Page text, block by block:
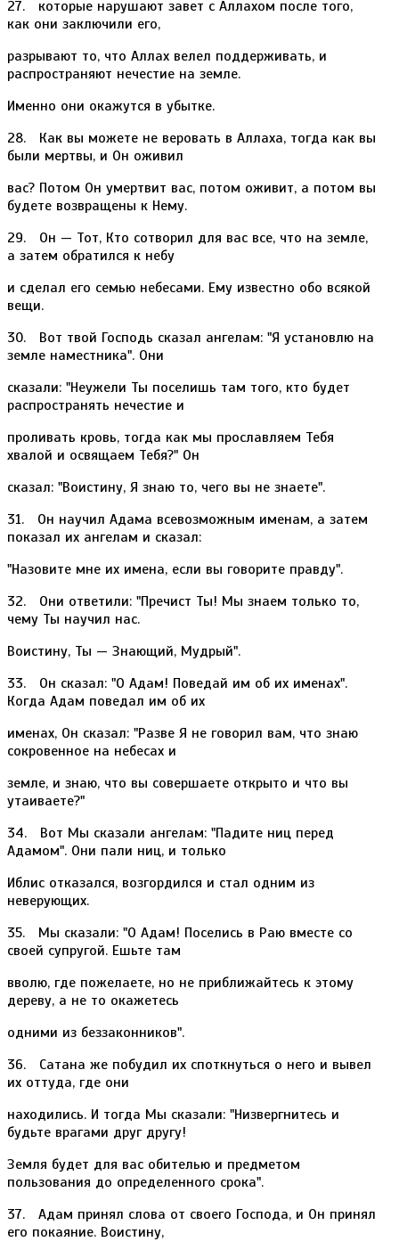
27. которые нарушают завет с Аллахом после того,
как они заключили его,
разрывают то, что Аллах велел поддерживать, и
распространяют нечестие на земле.
Именно они окажутся в убытке.
28. Как вы можете не веровать в Аллаха, тогда как вы
были мертвы, и Он оживил
вас? Потом Он умертвит вас, потом оживит, а потом вы
будете возвращены к Нему.
29. Он — Тот, Кто сотворил для вас все, что на земле,
а затем обратился к небу
и сделал его семью небесами. Ему известно обо всякой
вещи.
30. Вот твой Господь сказал ангелам: "Я установлю на
земле наместника". Они
сказали: "Неужели Ты поселишь там того, кто будет
распространять нечестие и
проливать кровь, тогда как мы прославляем Тебя
хвалой и освящаем Тебя?" Он
сказал: "Воистину, Я знаю то, чего вы не знаете".
31. Он научил Адама всевозможным именам, а затем
показал их ангелам и сказал:
"Назовите мне их имена, если вы говорите правду".
32. Они ответили: "Пречист Ты! Мы знаем только то,
чему Ты научил нас.
Воистину, Ты — Знающий, Мудрый".
33. Он сказал: "О Адам! Поведай им об их именах".
Когда Адам поведал им об их
именах, Он сказал: "Разве Я не говорил вам, что знаю
сокровенное на небесах и
земле, и знаю, что вы совершаете открыто и что вы
утаиваете?"
34. Вот Мы сказали ангелам: "Падите ниц перед
Адамом". Они пали ниц, и только
Иблис отказался, возгордился и стал одним из
неверующих.
35. Мы сказали: "О Адам! Поселись в Раю вместе со
своей супругой. Ешьте там
вволю, где пожелаете, но не приближайтесь к этому
дереву, а не то окажетесь
одними из беззаконников".
36. Сатана же побудил их споткнуться о него и вывел
их оттуда, где они
находились. И тогда Мы сказали: "Низвергнитесь и
будьте врагами друг другу!
Земля будет для вас обителью и предметом
пользования до определенного срока".
37. Адам принял слова от своего Господа, и Он принял
его покаяние. Воистину,